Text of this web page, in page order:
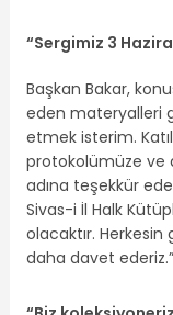
“Sergimiz 3
Başkan Bakar,
eden materyalleri
etmek isterim.
protokolümüze ve
adına teşekkür
Sivas-i İl Halk
olacaktır.
daha davet